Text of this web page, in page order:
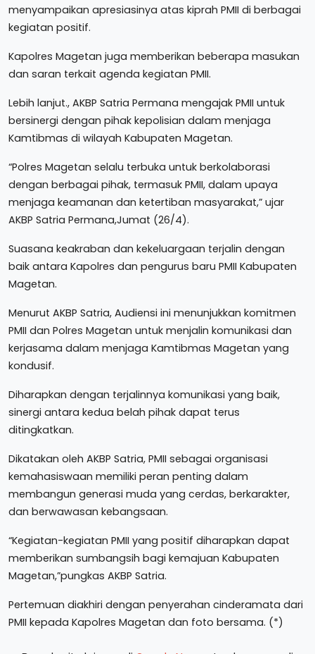
menyampaikan apresiasinya atas kiprah PMII di berbagai
kegiatan positif.
Kapolres Magetan juga memberikan beberapa masukan
dan saran terkait agenda kegiatan PMII.
Lebih lanjut., AKBP Satria Permana mengajak PMII untuk
bersinergi dengan pihak kepolisian dalam menjaga
Kamtibmas di wilayah Kabupaten Magetan.
“Polres Magetan selalu terbuka untuk berkolaborasi
dengan berbagai pihak, termasuk PMII, dalam upaya
menjaga keamanan dan ketertiban masyarakat,” ujar
AKBP Satria Permana,Jumat (26/4).
Suasana keakraban dan kekeluargaan terjalin dengan
baik antara Kapolres dan pengurus baru PMII Kabupaten
Magetan.
Menurut AKBP Satria, Audiensi ini menunjukkan komitmen
PMII dan Polres Magetan untuk menjalin komunikasi dan
kerjasama dalam menjaga Kamtibmas Magetan yang
kondusif.
Diharapkan dengan terjalinnya komunikasi yang baik,
sinergi antara kedua belah pihak dapat terus
ditingkatkan.
Dikatakan oleh AKBP Satria, PMII sebagai organisasi
kemahasiswaan memiliki peran penting dalam
membangun generasi muda yang cerdas, berkarakter,
dan berwawasan kebangsaan.
“Kegiatan-kegiatan PMII yang positif diharapkan dapat
memberikan sumbangsih bagi kemajuan Kabupaten
Magetan,”pungkas AKBP Satria.
Pertemuan diakhiri dengan penyerahan cinderamata dari
PMII kepada Kapolres Magetan dan foto bersama. (*)